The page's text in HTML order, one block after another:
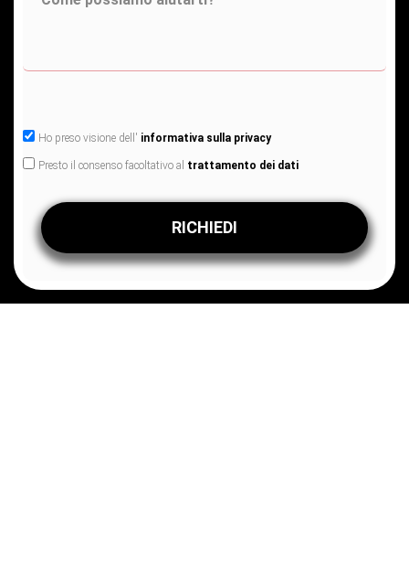
Ho preso visione dell' informativa sulla privacy
Presto il consenso facoltativo al trattamento dei dati